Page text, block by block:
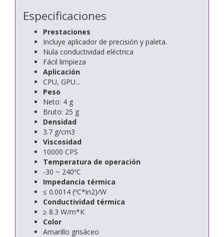
Especificaciones
Prestaciones
Incluye aplicador de precisión y paleta.
Nula conductividad eléctrica
Fácil limpieza
Aplicación
CPU, GPU...
Peso
Neto: 4 g
Bruto: 25 g
Densidad
3.7 g/cm3
Viscosidad
10000 CPS
Temperatura de operación
-30 ~ 240ºC
Impedancia térmica
≤ 0.0014 (ºC*in2)/W
Conductividad térmica
≥ 8.3 W/m*K
Color
Amarillo grisáceo